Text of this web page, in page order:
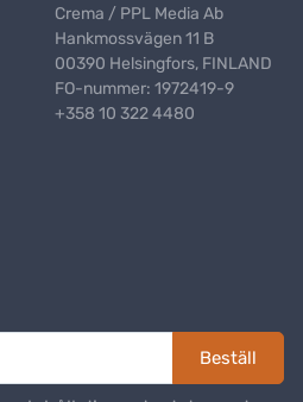
Crema / PPL Media Ab
Hankmossvägen 11 B
00390 Helsingfors, FINLAND
FO-nummer: 1972419-9
+358 10 322 4480
Beställ